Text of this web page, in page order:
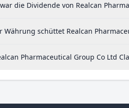
die Dividende von Realcan
Währung schüttet Realcan
Pharmaceutical Group Co Ltd